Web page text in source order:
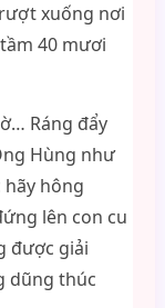
xuống nơi
40 mươi
Ráng đẩy
Hùng như
hông
lên con cu
được giải
dũng thúc